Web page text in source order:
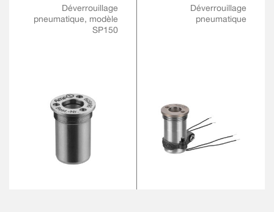
Déverrouillage
pneumatique, modèle
SP150
OUVERTURE/FERMETU
RE
Déverrouillage
pneumatique